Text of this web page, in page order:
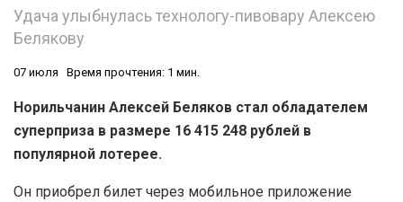
Удача улыбнулась технологу-пивовару Алексею
Белякову
07 июля Время прочтения: 1 мин.
Норильчанин Алексей Беляков стал обладателем
суперприза в размере 16 415 248 рублей в
популярной лотерее.
Он приобрел билет через мобильное приложение